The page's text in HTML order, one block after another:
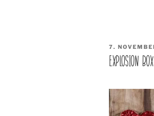
AM
7.
EXPLOSION